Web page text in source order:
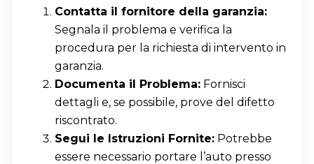
Contatta il fornitore della garanzia:
Segnala il problema e verifica la
procedura per la richiesta di intervento in
garanzia.
Documenta il Problema:Fornisci
dettagli e, se possibile, prove del difetto
riscontrato.
Segui le Istruzioni Fornite:Potrebbe
essere necessario portare l’auto presso